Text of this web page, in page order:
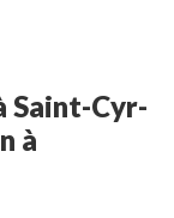
Saint-Cyr-
à